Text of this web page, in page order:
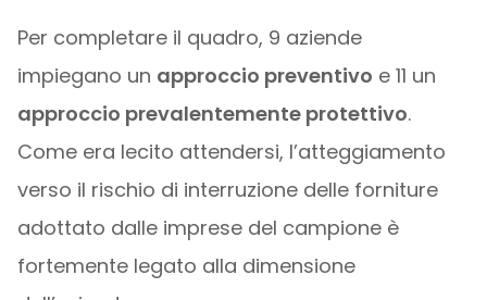
Per completare il quadro, 9 aziende
impiegano un approccio preventivo e 11 un
approccio prevalentemente protettivo.
Come era lecito attendersi, l’atteggiamento
verso il rischio di interruzione delle forniture
adottato dalle imprese del campione è
fortemente legato alla dimensione